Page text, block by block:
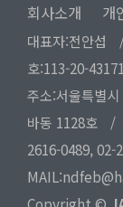
회사소개 개
대표자:전안섭
호:113-20-43171
주소:서울특별
바동 1128호
/
2616-0489, 02-
Copyright ©